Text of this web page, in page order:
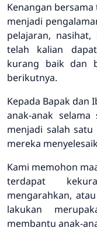
Kenangan
menjadi
pelajaran,
telah kalian
kurang baik dan
berikutnya.
Kepada Bapak dan
anak-anak
menjadi salah
mereka
Kami memohon
terdapat
mengarahkan,
lakukan
membantu anak-